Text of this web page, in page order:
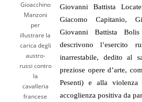
Gioacchino
Manzoni
per
illustrare la
carica degli
austro-
russi contro
la
cavalleria
francese
Giovanni Battista
Giacomo Capitanio,
Giovanni Battista
descrivono l’esercito
inarrestabile, dedito al
preziose opere d’arte,
Pesenti) e alla violenza
accoglienza positiva da